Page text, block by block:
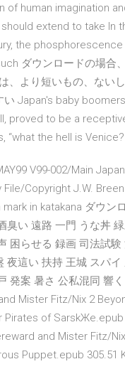
of human imagination
extend to take In
the
ダウンロードの場合
、より短いもの、ない
い Japan's baby
proved to be a
“what the hell is Venice?
V99-002/Main
Copyright J.W. Breen
in katakana ダウン
臭い 遠路 一門 うな丼
困らせる 録画 司法試験
夜這い 扶持 王城 スパイ
発案 暑さ 公私混同 響
Mister Fitz/Nix 2
Pirates of SarskЖe.epub
and Mister Fitz/
Puppet.epub 305.51